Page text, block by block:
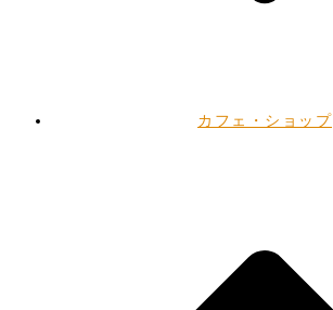
カフェ・ショップ